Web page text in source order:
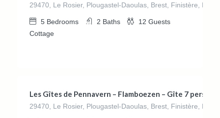
29470, Le Rosier, Plougastel-Daoulas, Brest, Finistère,
5 Bedrooms 2 Baths 12 Guests
Cottage
Les Gîtes de Pennavern – Flamboezen – Gîte 7
29470, Le Rosier, Plougastel-Daoulas, Brest, Finistère,